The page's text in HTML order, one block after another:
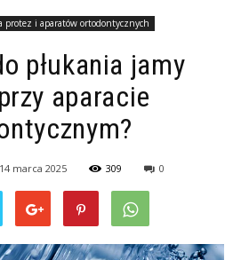
protez i aparatów ortodontycznych
płukania jamy
aparacie
14 marca 2025 309 0